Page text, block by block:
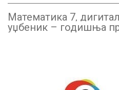
Математика 7,
уџбеник – годишња